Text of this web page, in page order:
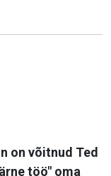
on võitnud Ted
töö" oma